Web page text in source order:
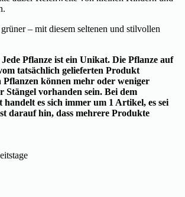
– mit diesem seltenen und stilvollen
Pflanze ist ein Unikat. Die Pflanze auf
tatsächlich gelieferten Produkt
Pflanzen können mehr oder weniger
Stängel vorhanden sein. Bei dem
es sich immer um 1 Artikel, es sei
darauf hin, dass mehrere Produkte